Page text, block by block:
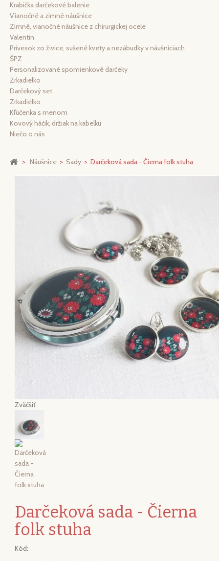
Krabička darčekové balenie
Vianočné a zimné náušnice
Zimné, vianočné náušnice z chirurgickej ocele
Valentin
Prívesok zo živice, sušené kvety a nezábudky v náušniciach
ŠPZ
Personalizované spomienkové darčeky
Zrkadielko
Darčekový set
Zrkadielko
Kľúčenka s menom
Kovový háčik, držiak na kabelku
Niečo o nás
> Náušnice > Sady > Darčeková sada - Čierna folk stuha
Zväčšiť
Darčeková sada - Čierna
folk stuha
Kód: